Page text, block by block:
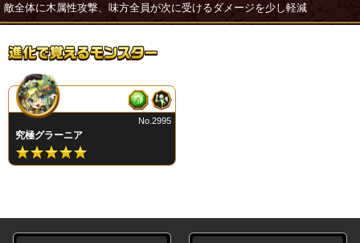
敵全体に木属性攻撃、味方全員が次に受けるダメージを少し軽減
究極グラーニア
No.2995